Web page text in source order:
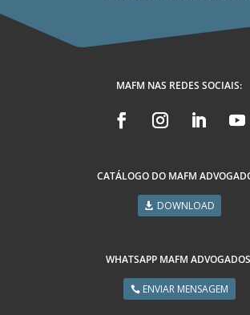
MAFM NAS REDES SOCIAIS:
CATÁLOGO DO MAFM
DOWNLOAD
WHATSAPP MAFM
ENVIAR MENSAGEM